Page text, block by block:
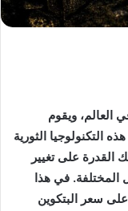
العالم، ويقوم
التكنولوجيا الثورية
على تغيير
المختلفة. في هذا
على سعر البتكوين